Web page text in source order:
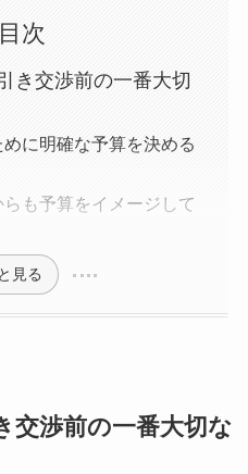
目次
交渉前の一番大切
に明確な予算を決める
も予算をイメージして
見る
渉前の一番大切な